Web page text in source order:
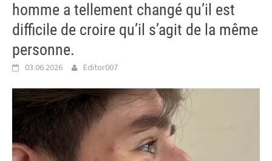
homme a tellement changé qu’il est
difficile de croire qu’il s’agit de la même
personne.
03.06.2026 Editor007